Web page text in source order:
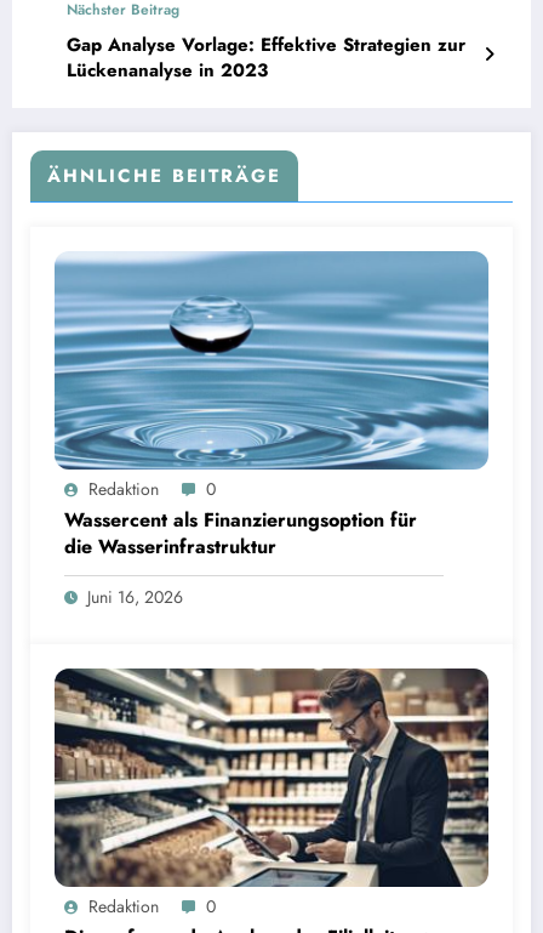
Nächster Beitrag
Gap Analyse Vorlage: Effektive Strategien zur
Lückenanalyse in 2023
ÄHNLICHE BEITRÄGE
Wassercent als Finanzierungsoption für die Wasserinfrastruktur | Bild: © Landratsamt
StarnbergRedaktion 0
Wassercent als Finanzierungsoption für
die Wasserinfrastruktur
Juni 16, 2026
Redaktion 0